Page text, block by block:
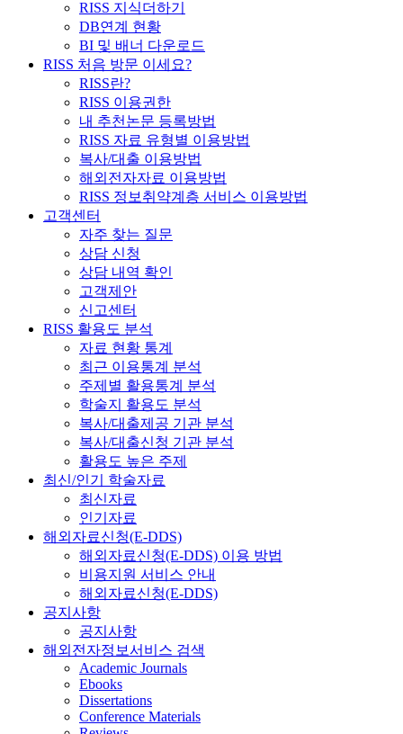
RISS 지식더하기
DB연계 현황
BI 및 배너 다운로드
RISS 처음 방문 이세요?
RISS란?
RISS 이용권한
내 추천논문 등록방법
RISS 자료 유형별 이용방법
복사/대출 이용방법
해외전자자료 이용방법
RISS 정보취약계층 서비스 이용방법
고객센터
자주 찾는 질문
상담 신청
상담 내역 확인
고객제안
신고센터
RISS 활용도 분석
자료 현황 통계
최근 이용통계 분석
주제별 활용통계 분석
학술지 활용도 분석
복사/대출제공 기관 분석
복사/대출신청 기관 분석
활용도 높은 주제
최신/인기 학술자료
최신자료
인기자료
해외자료신청(E-DDS)
해외자료신청(E-DDS) 이용 방법
비용지원 서비스 안내
해외자료신청(E-DDS)
공지사항
공지사항
해외전자정보서비스 검색
Academic Journals
Ebooks
Dissertations
Conference Materials